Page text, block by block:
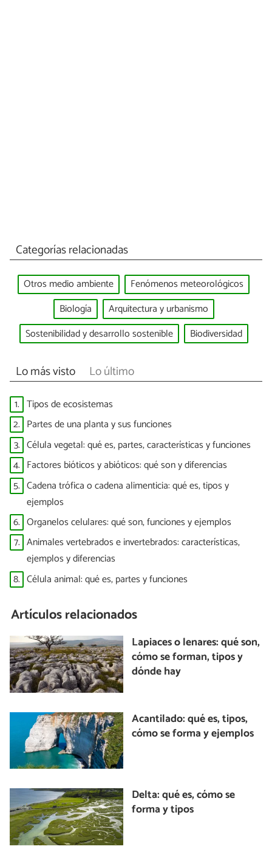
Categorías relacionadas
Otros medio ambiente
Fenómenos meteorológicos
Biología
Arquitectura y urbanismo
Sostenibilidad y desarrollo sostenible
Biodiversidad
Lo más visto Lo último
1. Tipos de ecosistemas
2. Partes de una planta y sus funciones
3. Célula vegetal: qué es, partes, características y funciones
4. Factores bióticos y abióticos: qué son y diferencias
5. Cadena trófica o cadena alimenticia: qué es, tipos y
ejemplos
6. Organelos celulares: qué son, funciones y ejemplos
7. Animales vertebrados e invertebrados: características,
ejemplos y diferencias
8. Célula animal: qué es, partes y funciones
Artículos relacionados
Lapiaces o lenares: qué son,
cómo se forman, tipos y
dónde hay
Acantilado: qué es, tipos,
cómo se forma y ejemplos
Delta: qué es, cómo se
forma y tipos